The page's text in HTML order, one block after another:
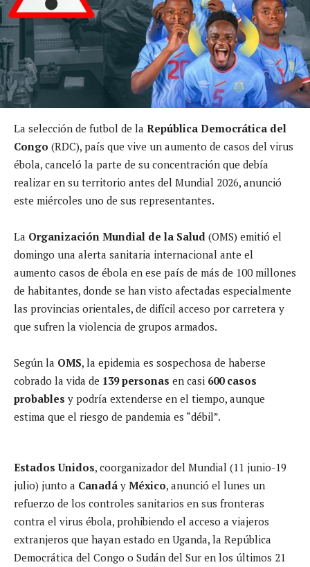
La selección de futbol de la República Democrática del
Congo (RDC), país que vive un aumento de casos del virus
ébola, canceló la parte de su concentración que debía
realizar en su territorio antes del Mundial 2026, anunció
este miércoles uno de sus representantes.
La Organización Mundial de la Salud (OMS) emitió el
domingo una alerta sanitaria internacional ante el
aumento casos de ébola en ese país de más de 100 millones
de habitantes, donde se han visto afectadas especialmente
las provincias orientales, de difícil acceso por carretera y
que sufren la violencia de grupos armados.
Según la OMS, la epidemia es sospechosa de haberse
cobrado la vida de 139 personas en casi 600 casos
probables y podría extenderse en el tiempo, aunque
estima que el riesgo de pandemia es “débil”.
Estados Unidos, coorganizador del Mundial (11 junio-19
julio) junto a Canadá y México, anunció el lunes un
refuerzo de los controles sanitarios en sus fronteras
contra el virus ébola, prohibiendo el acceso a viajeros
extranjeros que hayan estado en Uganda, la República
Democrática del Congo o Sudán del Sur en los últimos 21